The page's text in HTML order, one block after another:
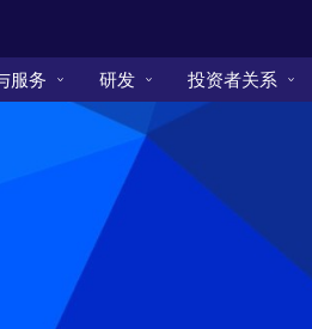
服务 研发 投资者关系